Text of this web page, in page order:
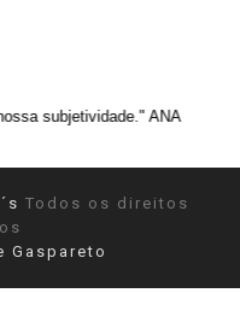
ANAIS NIN
Todos os direitos
Gaspareto